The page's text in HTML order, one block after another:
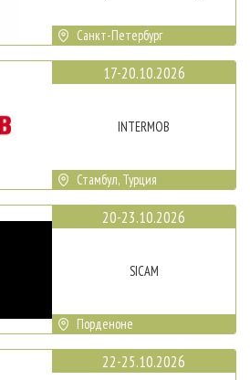
Санкт-Петербург
17-20.10.2026
INTERMOB
Стамбул, Турция
20-23.10.2026
SICAM
Порденоне
22-25.10.2026